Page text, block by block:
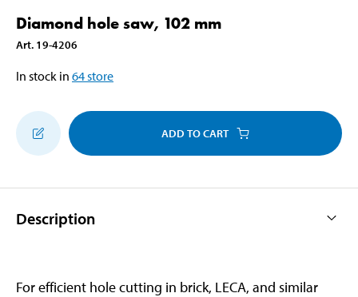
Diamond hole saw, 102 mm
Art. 19-4206
In stock in 64store
ADD TO CART
Description
For efficient hole cutting in brick, LECA, and similar